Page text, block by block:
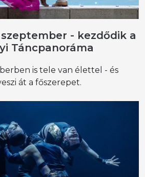
- kezdődik a
Táncpanoráma
is tele van élettel - és
át a főszerepet.